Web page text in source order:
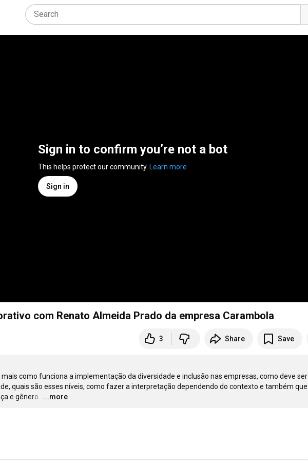
Sign in to confirm you’re not a bot
This helps protect our community. Learn more
Sign in
com Renato Almeida Prado da empresa Carambola
3 Share Save
como funciona a implementação da diversidade e inclusão nas empresas, como deve ser
quais são esses níveis, como fazer a interpretação dependendo do contexto e também que
e gênero.
…
...more